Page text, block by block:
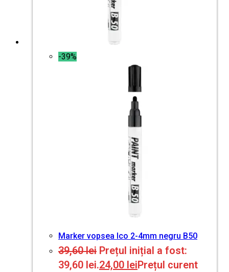
-39%
Marker vopsea Ico 2-4mm negru B50
39,60lei Prețul inițial a fost:
39,60 lei.24,00 leiPrețul curent